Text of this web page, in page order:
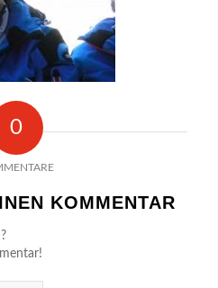
0
KOMMENTAR